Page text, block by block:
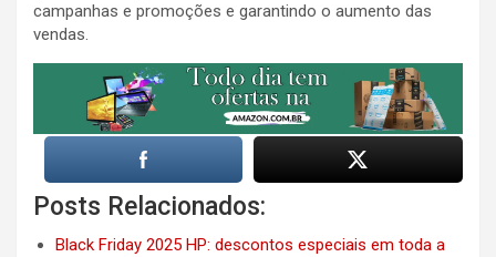
campanhas e promoções e garantindo o aumento das
vendas.
Posts Relacionados:
Black Friday 2025 HP: descontos especiais em toda a